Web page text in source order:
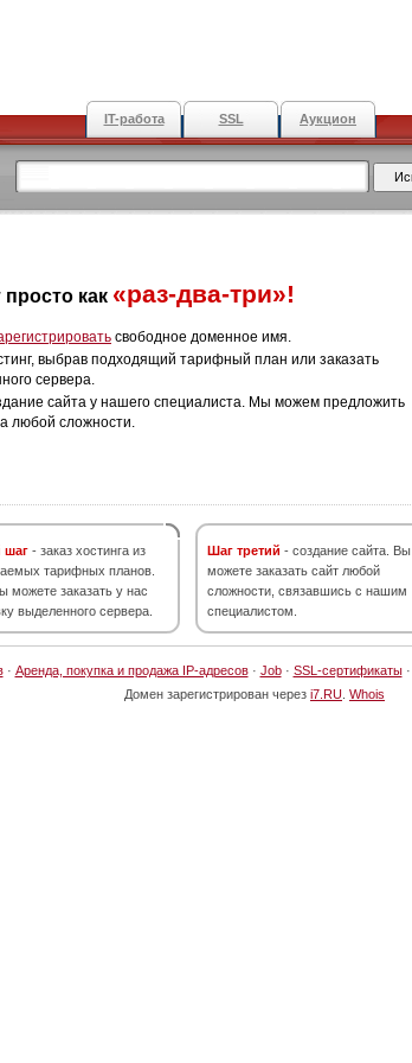
IT-работа SSL Аукцион
как «раз-два-три»!
свободное доменное имя.
выбрав подходящий тарифный план или заказать
сервера.
сайта у нашего специалиста. Мы можем предложить
любой сложности.
шаг - заказ хостинга из
тарифных планов.
можете заказать у нас
выделенного сервера.
Шаг третий - создание сайта. Вы
можете заказать сайт любой
сложности, связавшись с нашим
специалистом.
· Аренда, покупка и продажа IP-адресов· Job· SSL-сертификаты·
Домен зарегистрирован через i7.RU Whois